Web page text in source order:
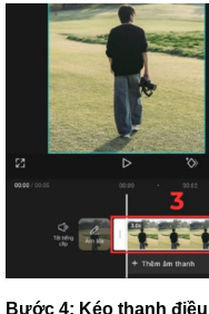
Bước 4: Kéo thanh